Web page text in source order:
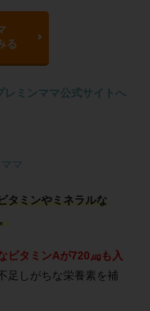
る
レミンママ公式サイトへ
マ
タミンやミネラルな
ビタミンAが720㎍も入
足しがちな栄養素を補